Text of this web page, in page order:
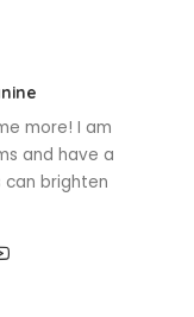
more! I am
and have a
brighten